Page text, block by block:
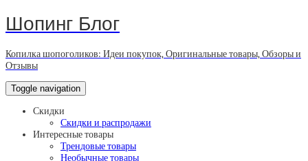
Шопинг Блог
Копилка шопоголиков: Идеи покупок, Оригинальные товары, Обзоры и
Отзывы
Toggle navigation
Скидки
Скидки и распродажи
Интересные товары
Трендовые товары
Необычные товары